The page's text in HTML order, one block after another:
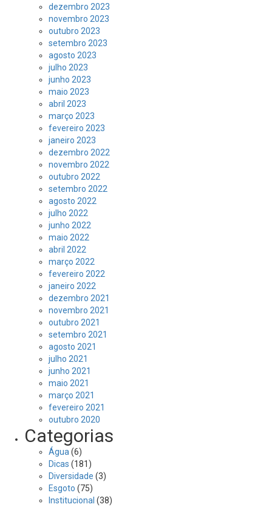
dezembro 2023
novembro 2023
outubro 2023
setembro 2023
agosto 2023
julho 2023
junho 2023
maio 2023
abril 2023
março 2023
fevereiro 2023
janeiro 2023
dezembro 2022
novembro 2022
outubro 2022
setembro 2022
agosto 2022
julho 2022
junho 2022
maio 2022
abril 2022
março 2022
fevereiro 2022
janeiro 2022
dezembro 2021
novembro 2021
outubro 2021
setembro 2021
agosto 2021
julho 2021
junho 2021
maio 2021
março 2021
fevereiro 2021
outubro 2020
Categorias
Água (6)
Dicas (181)
Diversidade (3)
Esgoto (75)
Institucional (38)